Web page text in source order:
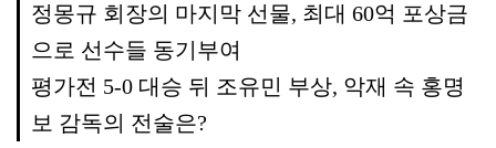
정몽규 회장의 마지막 선물, 최대 60억 포상금
으로 선수들 동기부여
평가전 5-0 대승 뒤 조유민 부상, 악재 속 홍명
보 감독의 전술은?